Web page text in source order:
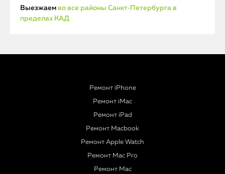
Выезжаем во все районы Санкт‑Петербурга в
пределах КАД
Ремонт iPhone
Ремонт iMac
Ремонт iPad
Ремонт Macbook
Ремонт Apple Watch
Ремонт Mac Pro
Ремонт Mac